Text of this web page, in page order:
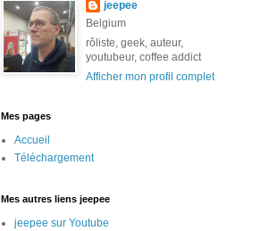
jeepee
Belgium
rôliste, geek, auteur,
youtubeur, coffee addict
Afficher mon profil complet
Mes pages
Accueil
Téléchargement
Mes autres liens jeepee
jeepee sur Youtube